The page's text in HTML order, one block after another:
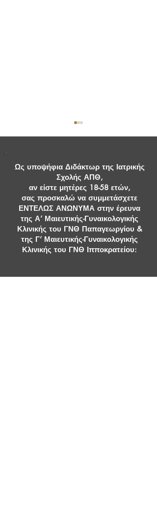
Εσείς χωρίζετε! Εγώ τι
φταίω;
Ως υποψήφια Διδάκτωρ της Ιατρικής
Σχολής ΑΠΘ,
αν είστε μητέρες 18-58 ετών,
σας προσκαλώ να συμμετάσχετε
ΕΝΤΕΛΩΣ ΑΝΩΝΥΜΑ στην έρευνα
της Α’ Μαιευτικής-Γυναικολογικής
Κλινικής του ΓΝΘ Παπαγεωργίου &
της Γ’ Μαιευτικής-Γυναικολογικής
Κλινικής του ΓΝΘ Ιπποκρατείου: